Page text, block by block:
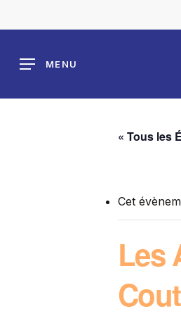
to
content
MENU
« Tous les
Cet
Les